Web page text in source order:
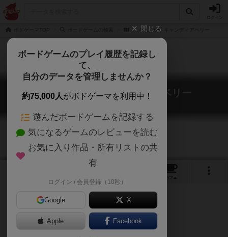
アメのふる町 キャンディアベリー
アメのふる町 キャンディアベリー
Candiabury
カフェ
ゲームマーケット2018秋（東京）
閉じる
ボードゲームのプレイ履歴を記録し
て、
自分のデータを管理しませんか？
約75,000人がボドゲーマを利用中！
遊んだボードゲームを記録する
気になるゲームのレビューを読む
お気に入り作品・所有リストの共
有
ログイン / 会員登録（10秒）
Google X
Apple Facebook